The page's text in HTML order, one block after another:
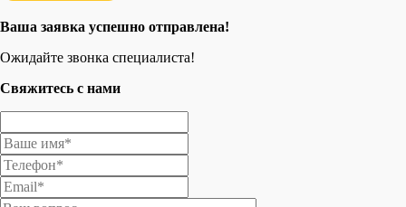
Ваша заявка успешно отправлена!
Ожидайте звонка специалиста!
Свяжитесь с нами